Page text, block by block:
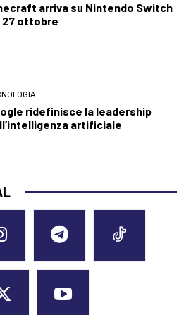
arriva su Nintendo Switch
27 ottobre
ridefinisce la leadership
artificiale